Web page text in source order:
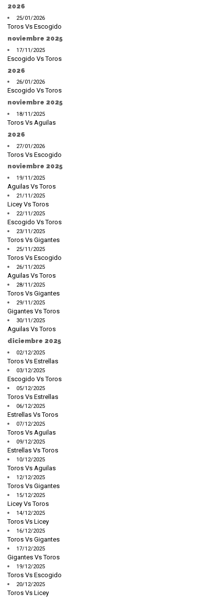
2026
25/01/2026
Toros Vs Escogido
noviembre 2025
17/11/2025
Escogido Vs Toros
2026
26/01/2026
Escogido Vs Toros
noviembre 2025
18/11/2025
Toros Vs Aguilas
2026
27/01/2026
Toros Vs Escogido
noviembre 2025
19/11/2025
Aguilas Vs Toros
21/11/2025
Licey Vs Toros
22/11/2025
Escogido Vs Toros
23/11/2025
Toros Vs Gigantes
25/11/2025
Toros Vs Escogido
26/11/2025
Aguilas Vs Toros
28/11/2025
Toros Vs Gigantes
29/11/2025
Gigantes Vs Toros
30/11/2025
Aguilas Vs Toros
diciembre 2025
02/12/2025
Toros Vs Estrellas
03/12/2025
Escogido Vs Toros
05/12/2025
Toros Vs Estrellas
06/12/2025
Estrellas Vs Toros
07/12/2025
Toros Vs Aguilas
09/12/2025
Estrellas Vs Toros
10/12/2025
Toros Vs Aguilas
12/12/2025
Toros Vs Gigantes
15/12/2025
Licey Vs Toros
14/12/2025
Toros Vs Licey
16/12/2025
Toros Vs Gigantes
17/12/2025
Gigantes Vs Toros
19/12/2025
Toros Vs Escogido
20/12/2025
Toros Vs Licey